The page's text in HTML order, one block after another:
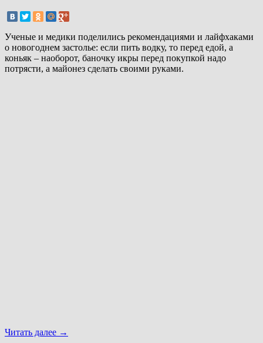
Ученые и медики поделились рекомендациями и лайфхаками
о новогоднем застолье: если пить водку, то перед едой, а
коньяк – наоборот, баночку икры перед покупкой надо
потрясти, а майонез сделать своими руками.
Читать далее →